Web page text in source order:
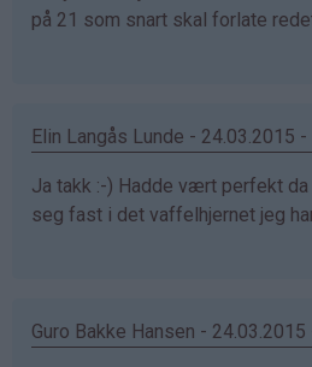
på 21 som snart skal forlate
Elin Langås Lunde - 24.03.2015 -
Ja takk :-) Hadde vært perfekt
seg fast i det vaffelhjernet jeg
Guro Bakke Hansen - 24.03.2015